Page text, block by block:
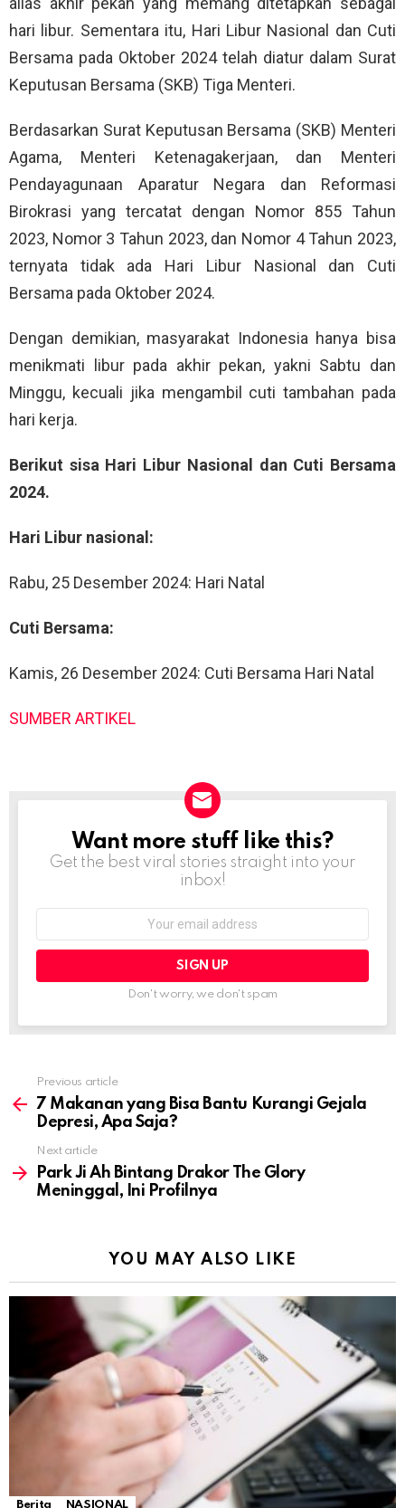
hari libur. Sementara itu, Hari Libur Nasional dan Cuti
Bersama pada Oktober 2024 telah diatur dalam Surat
Keputusan Bersama (SKB) Tiga Menteri.
Berdasarkan Surat Keputusan Bersama (SKB) Menteri
Agama, Menteri Ketenagakerjaan, dan Menteri
Pendayagunaan Aparatur Negara dan Reformasi
Birokrasi yang tercatat dengan Nomor 855 Tahun
2023, Nomor 3 Tahun 2023, dan Nomor 4 Tahun 2023,
ternyata tidak ada Hari Libur Nasional dan Cuti
Bersama pada Oktober 2024.
Dengan demikian, masyarakat Indonesia hanya bisa
menikmati libur pada akhir pekan, yakni Sabtu dan
Minggu, kecuali jika mengambil cuti tambahan pada
hari kerja.
Berikut sisa Hari Libur Nasional dan Cuti Bersama
2024.
Hari Libur nasional:
Rabu, 25 Desember 2024: Hari Natal
Cuti Bersama:
Kamis, 26 Desember 2024: Cuti Bersama Hari Natal
SUMBER ARTIKEL
NEWSLETTER
Want more stuff like this?
Get the best viral stories straight into your
inbox!
Don't worry, we don't spam
more
Previous article
7 Makanan yang Bisa Bantu Kurangi Gejala
Depresi, Apa Saja?
Next article
Park Ji Ah Bintang Drakor The Glory
Meninggal, Ini Profilnya
YOU MAY ALSO LIKE
Berita NASIONAL